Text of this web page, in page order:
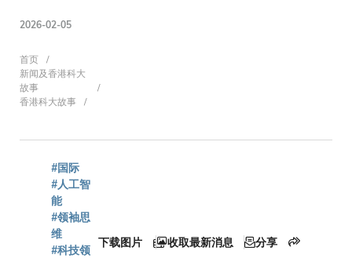
2026-02-05
面
包
屑
首页
新闻及香港科大
故事
香港科大故事
#国际
#人工智
能
#领袖思
维
#科技领
下载图片 收取最新消息 分享